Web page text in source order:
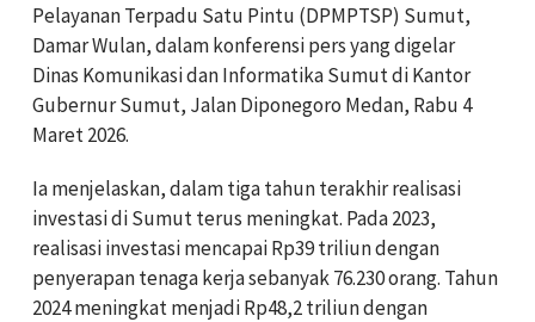
Pelayanan Terpadu Satu Pintu (DPMPTSP) Sumut,
Damar Wulan, dalam konferensi pers yang digelar
Dinas Komunikasi dan Informatika Sumut di Kantor
Gubernur Sumut, Jalan Diponegoro Medan, Rabu 4
Maret 2026.
Ia menjelaskan, dalam tiga tahun terakhir realisasi
investasi di Sumut terus meningkat. Pada 2023,
realisasi investasi mencapai Rp39 triliun dengan
penyerapan tenaga kerja sebanyak 76.230 orang. Tahun
2024 meningkat menjadi Rp48,2 triliun dengan